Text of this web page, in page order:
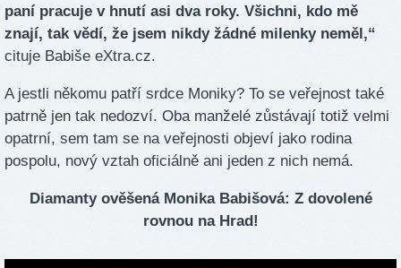
paní pracuje v hnutí asi dva roky. Všichni, kdo mě
znají, tak vědí, že jsem nikdy žádné milenky neměl,“
cituje Babiše eXtra.cz.
A jestli někomu patří srdce Moniky? To se veřejnost také
patrně jen tak nedozví. Oba manželé zůstávají totiž velmi
opatrní, sem tam se na veřejnosti objeví jako rodina
pospolu, nový vztah oficiálně ani jeden z nich nemá.
Diamanty ověšená Monika Babišová: Z dovolené
rovnou na Hrad!